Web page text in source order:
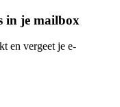
in je mailbox
en vergeet je e-